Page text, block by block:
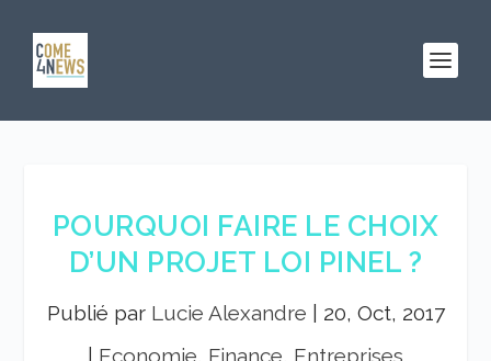
POURQUOI FAIRE LE CHOIX
D’UN PROJET LOI PINEL ?
Publié par Lucie Alexandre
20, Oct, 2017
Economie, Finance, Entreprises